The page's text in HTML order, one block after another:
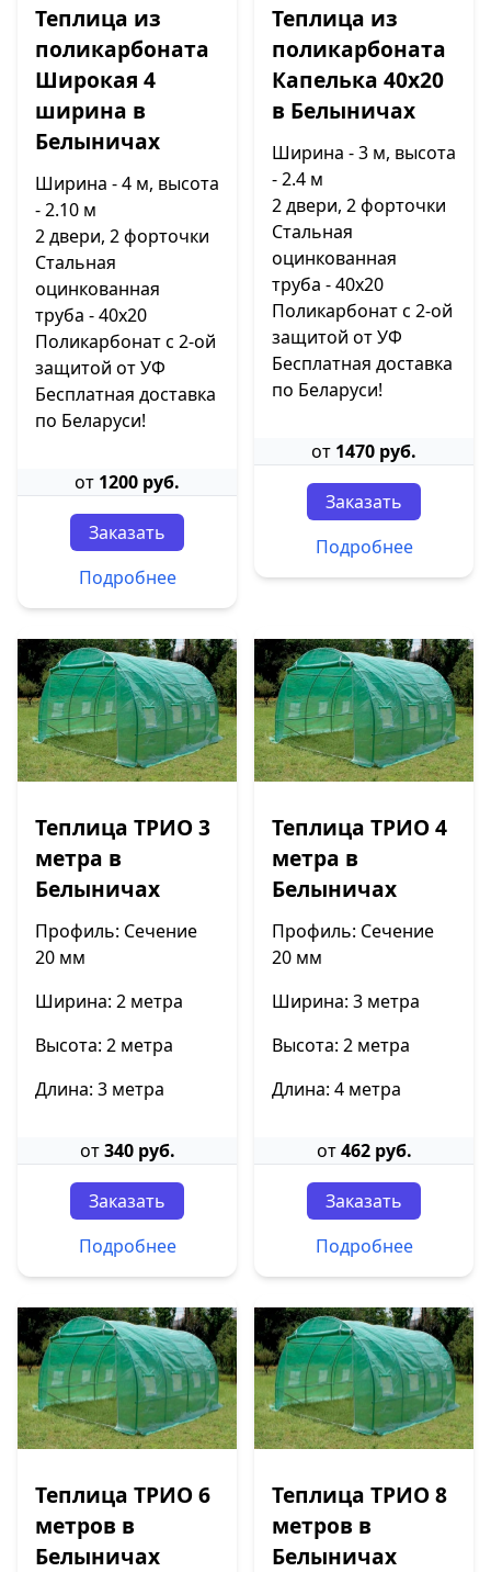
Теплица из
поликарбоната
Широкая 4
ширина в
Белыничах
Ширина - 4 м, высота
- 2.10 м
2 двери, 2 форточки
Стальная
оцинкованная
труба - 40х20
Поликарбонат с 2-ой
защитой от УФ
Бесплатная доставка
по Беларуси!
от 1200 руб.
Заказать
Подробнее
Теплица из
поликарбоната
Капелька 40х20
в Белыничах
Ширина - 3 м, высота
- 2.4 м
2 двери, 2 форточки
Стальная
оцинкованная
труба - 40х20
Поликарбонат с 2-ой
защитой от УФ
Бесплатная доставка
по Беларуси!
от 1470 руб.
Заказать
Подробнее
Теплица ТРИО 3
метра в
Белыничах
Профиль: Сечение
20 мм
Ширина: 2 метра
Высота: 2 метра
Длина: 3 метра
от340 руб.
Заказать
Подробнее
Теплица ТРИО 4
метра в
Белыничах
Профиль: Сечение
20 мм
Ширина: 3 метра
Высота: 2 метра
Длина: 4 метра
от462 руб.
Заказать
Подробнее
Теплица ТРИО 6
метров в
Белыничах
Теплица ТРИО 8
метров в
Белыничах